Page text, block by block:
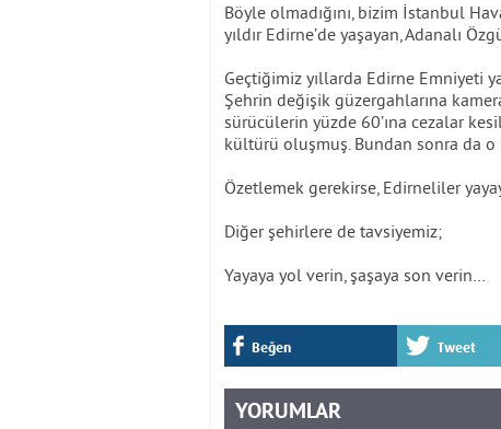
Böyle olmadığını, bizim İstanbul
yıldır Edirne’de yaşayan, Adanalı
Geçtiğimiz yıllarda Edirne Emniyeti
Şehrin değişik güzergahlarına
sürücülerin yüzde 60’ına cezalar
kültürü oluşmuş. Bundan sonra da o
Özetlemek gerekirse, Edirneliler
Diğer şehirlere de tavsiyemiz;
Yayaya yol verin, şaşaya son verin…
Beğen Tweet
YORUMLAR